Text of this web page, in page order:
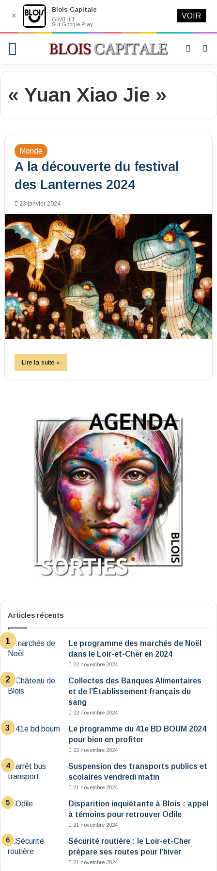
Switch
« Yuan Xiao Jie »
Monde
A la découverte du festival
des Lanternes 2024
23 janvier 2024
Lire la suite »
Articles récents
Le programme des marchés de Noël
dans le Loir-et-Cher en 2024
22 novembre 2024
Collectes des Banques Alimentaires
et de l’Établissement français du
sang
22 novembre 2024
Le programme du 41e BD BOUM 2024
pour bien en profiter
22 novembre 2024
Suspension des transports publics et
scolaires vendredi matin
21 novembre 2024
Disparition inquiétante à Blois : appel
à témoins pour retrouver Odile
21 novembre 2024
Sécurité routière : le Loir-et-Cher
prépare ses routes pour l’hiver
21 novembre 2024
✕
Blois Capitale
GRATUIT
Sur Google Play
VOIR